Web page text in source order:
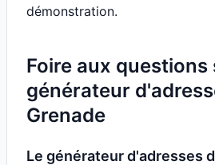
démonstration.
Foire aux questions
générateur
Grenade
Le générateur d'adresses